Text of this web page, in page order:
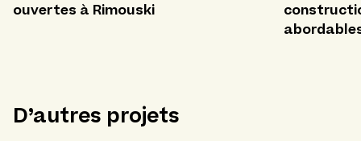
ouvertes à Rimouski
D’autres projets